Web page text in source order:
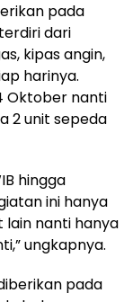
pada
dari
kipas angin,
harinya.
Oktober nanti
2 unit sepeda
hingga
ini hanya
lain nanti hanya
ungkapnya.
pada